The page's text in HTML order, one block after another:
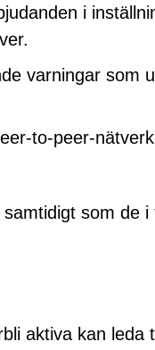
i
varningar som
to-peer-
som de
aktiva kan leda